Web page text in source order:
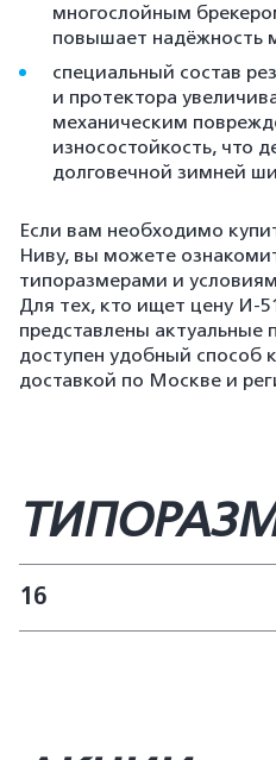
многослойным
повышает надёжность
специальный состав
и протектора
механическим
износостойкость, что
долговечной зимней
Если вам необходимо
Ниву, вы можете
типоразмерами и
Для тех, кто ищет цену И-
представлены актуальные
доступен удобный
доставкой по Москве и
16